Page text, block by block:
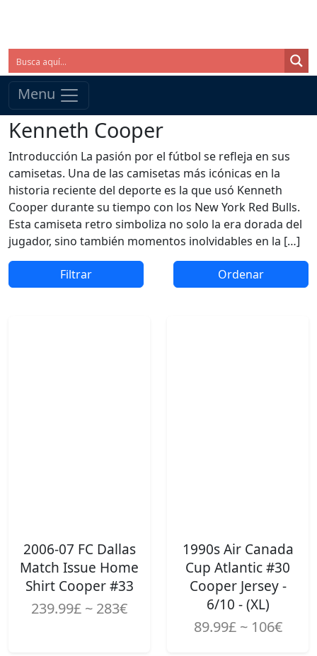
Menu
Kenneth Cooper
Introducción La pasión por el fútbol se refleja en sus
camisetas. Una de las camisetas más icónicas en la
historia reciente del deporte es la que usó Kenneth
Cooper durante su tiempo con los New York Red Bulls.
Esta camiseta retro simboliza no solo la era dorada del
jugador, sino también momentos inolvidables en la […]
Filtrar Ordenar
2006-07 FC Dallas
Match Issue Home
Shirt Cooper #33
239.99£ ~ 283€
1990s Air Canada
Cup Atlantic #30
Cooper Jersey -
6/10 - (XL)
89.99£ ~ 106€